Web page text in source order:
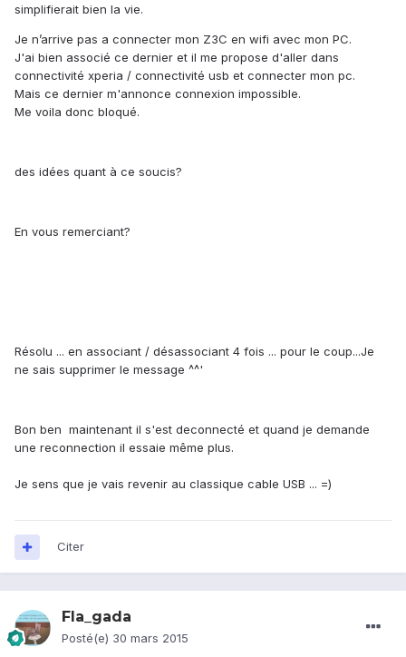
simplifierait bien la vie.
Je n’arrive pas a connecter mon Z3C en wifi avec mon PC.
J'ai bien associé ce dernier et il me propose d'aller dans
connectivité xperia / connectivité usb et connecter mon pc.
Mais ce dernier m'annonce connexion impossible.
Me voila donc bloqué.
des idées quant à ce soucis?
En vous remerciant?
Résolu ... en associant / désassociant 4 fois ... pour le coup...Je
ne sais supprimer le message ^^'
Bon ben maintenant il s'est deconnecté et quand je demande
une reconnection il essaie même plus.
Je sens que je vais revenir au classique cable USB ... =)
Citer
Fla_gada
Posté(e) 30 mars 2015